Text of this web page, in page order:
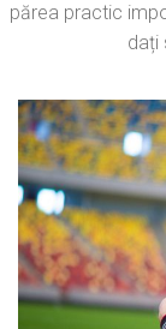
părea practic
dați